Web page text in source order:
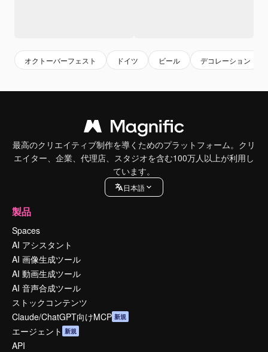
オクトーバーフェスト ドイツ ビール デコレーション
最高のクリエイティブ制作を導くためのプラットフォーム。クリ
エイター、企業、代理店、スタジオを含む100万人以上が利用し
ています。
日本語
製品
Spaces
AI アシスタント
AI 画像生成ツール
AI 動画生成ツール
AI 音声合成ツール
ストックコンテンツ
Claude/ChatGPT向けMCP 新規
エージェント 新規
API